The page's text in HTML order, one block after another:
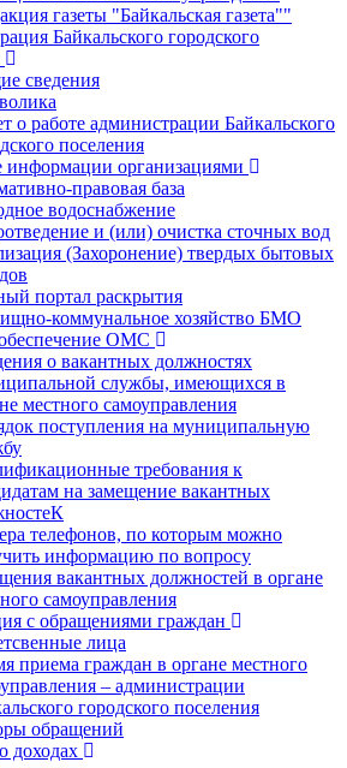
газеты "Байкальская газета""
Байкальского городского
сведения
о работе администрации Байкальского
поселения
информации организациями
правовая база
водоснабжение
и (или) очистка сточных вод
(Захоронение) твердых бытовых
портал раскрытия
коммунальное хозяйство БМО
ОМС
о вакантных должностях
службы, имеющихся в
местного самоуправления
поступления на муниципальную
требования к
на замещение вакантных
телефонов, по которым можно
информацию по вопросу
вакантных должностей в органе
самоуправления
с обращениями граждан
лица
приема граждан в органе местного
– администрации
городского поселения
обращений
доходах